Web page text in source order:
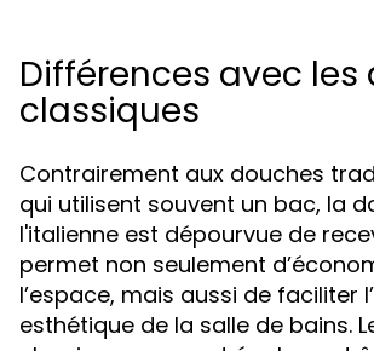
Différences avec les
classiques
Contrairement aux douches
qui utilisent souvent un bac, la
l'italienne est dépourvue de
permet non seulement
l’espace, mais aussi de faciliter
esthétique de la salle de bains.